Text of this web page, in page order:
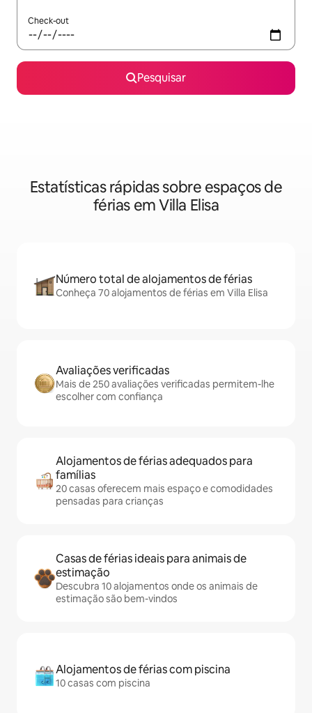
Check-out
Pesquisar
Estatísticas rápidas sobre espaços de
férias em Villa Elisa
Número total de alojamentos de férias
Conheça 70 alojamentos de férias em Villa Elisa
Avaliações verificadas
Mais de 250 avaliações verificadas permitem-lhe
escolher com confiança
Alojamentos de férias adequados para
famílias
20 casas oferecem mais espaço e comodidades
pensadas para crianças
Casas de férias ideais para animais de
estimação
Descubra 10 alojamentos onde os animais de
estimação são bem-vindos
Alojamentos de férias com piscina
10 casas com piscina